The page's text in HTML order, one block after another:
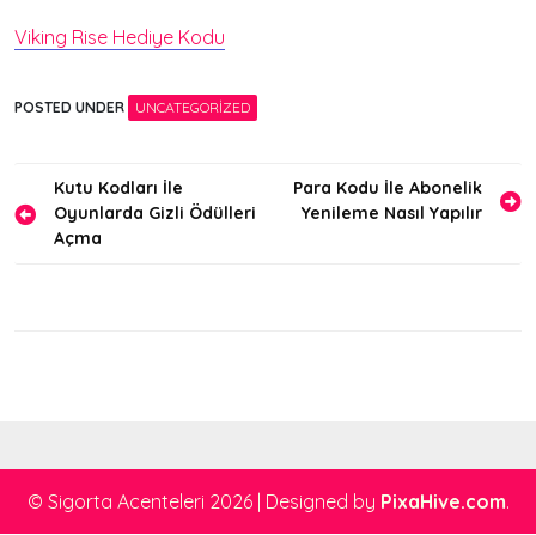
Viking Rise Hediye Kodu
POSTED UNDER UNCATEGORIZED
Yazı
gezinmesi
Kutu Kodları İle
Oyunlarda Gizli Ödülleri
Açma
Para Kodu İle Abonelik
Yenileme Nasıl Yapılır
© Sigorta Acenteleri 2026 Designed by PixaHive.com.